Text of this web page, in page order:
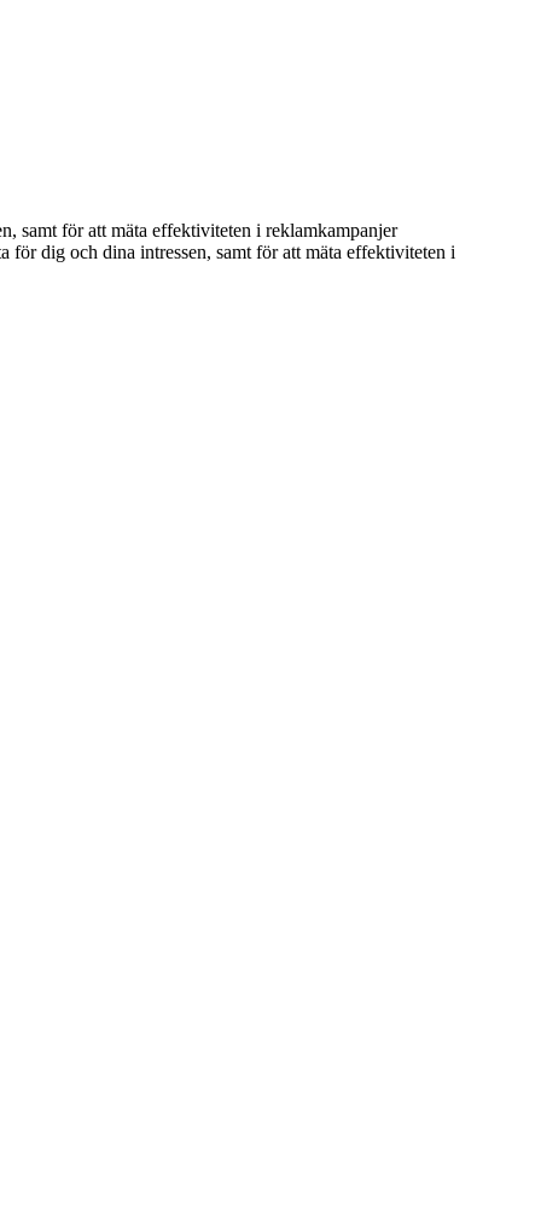
samt för att mäta effektiviteten i reklamkampanjer
för dig och dina intressen, samt för att mäta effektiviteten i